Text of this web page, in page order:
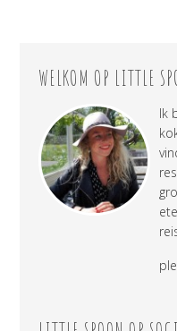
WELKOM OP LITTLE
Ik